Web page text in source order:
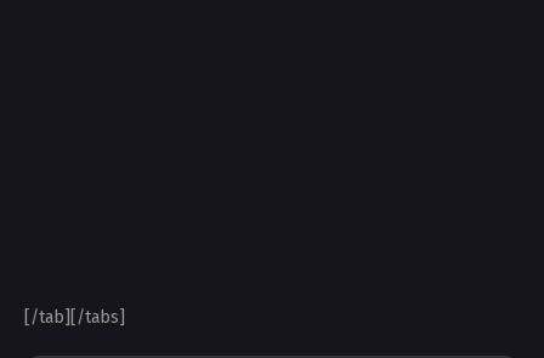
[/tab][/tabs]